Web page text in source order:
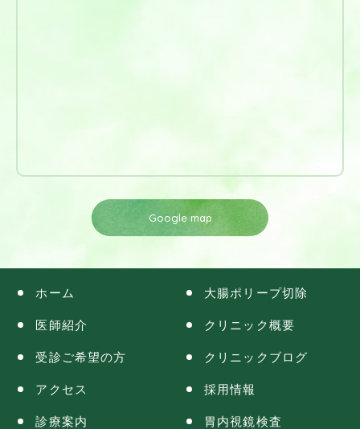
Google map
ホーム 大腸ポリープ切除
医師紹介 クリニック概要
受診ご希望の方 クリニックブログ
アクセス 採用情報
診療案内 胃内視鏡検査